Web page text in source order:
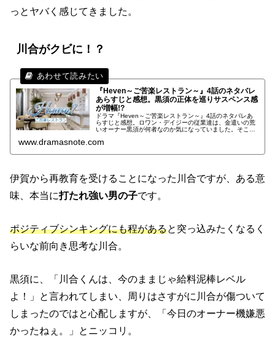
っとヤバく感じてきました。
川合がクビに！？
『Heven～ご苦楽レストラン～』4話のネタバレ
あらすじと感想。黒須の正体を巡りサスペンス感
が増幅!?
ドラマ『Heven～ご苦楽レストラン～』4話のネタバレあ
らすじと感想。ロワン・デイジーの従業達は、金遣いの荒
いオーナー黒須が何者なのか気になっていました。そこへ
様々な憶測が飛び交います。黒須は一体何者なのか……。
www.dramasnote.com
伊賀から再教育を受けることになった川合ですが、ある意
味、本当に打たれ強い男の子です。
ポジティブシンキングにも程があると突っ込みたくなるく
らいな前向き思考な川合。
黒須に、「川合くんは、今のままじゃ給料泥棒レベル
よ！」と言われてしまい、周りはさすがに川合が傷ついて
しまったのではと心配しますが、「今日のオーナー機嫌悪
かったねぇ。」とニッコリ。